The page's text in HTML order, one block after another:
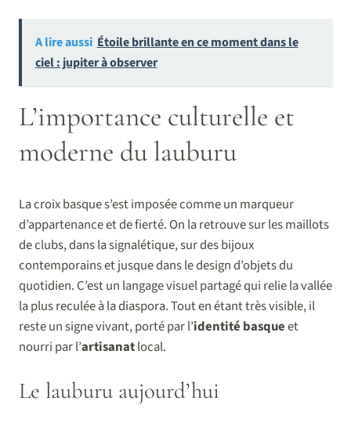
A lire aussi Étoile brillante en ce moment dans le
ciel : jupiter à observer
L’importance culturelle et
moderne du lauburu
La croix basque s’est imposée comme un marqueur
d’appartenance et de fierté. On la retrouve sur les maillots
de clubs, dans la signalétique, sur des bijoux
contemporains et jusque dans le design d’objets du
quotidien. C’est un langage visuel partagé qui relie la vallée
la plus reculée à la diaspora. Tout en étant très visible, il
reste un signe vivant, porté par l’identité basqueet
nourri par l’artisanatlocal.
Le lauburu aujourd’hui